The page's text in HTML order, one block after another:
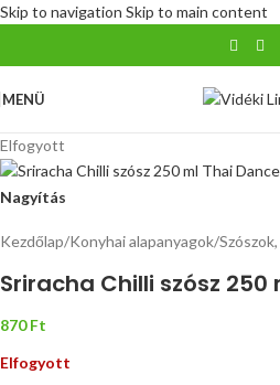
Skip to navigation Skip to main content
MENÜ
Elfogyott
Nagyítás
Kezdőlap/Konyhai alapanyagok/
Sriracha Chilli szósz 250
870Ft
Elfogyott